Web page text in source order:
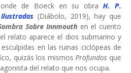
de Boeck en su obraH. P.
(Diábolo, 2019), hay que
Sobre Innmouth en el cuento
relato aparece el dios submarino y
en las ruinas ciclópeas de
quizás los mismosProfundos que
del relato que nos ocupa.